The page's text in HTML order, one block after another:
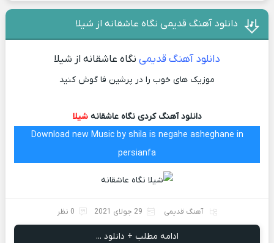
دانلود آهنگ قدیمی نگاه عاشقانه از شیلا
دانلود آهنگ قدیمی نگاه عاشقانه از شیلا
موزیک های خوب را در پرشین فا گوش کنید
دانلود آهنگ کردی نگاه عاشقانهشیلا
Download new Music by shila is negahe asheghane in
persianfa
آهنگ قدیمی 29 جولای 2021 0 نظر
ادامه مطلب + دانلود ...